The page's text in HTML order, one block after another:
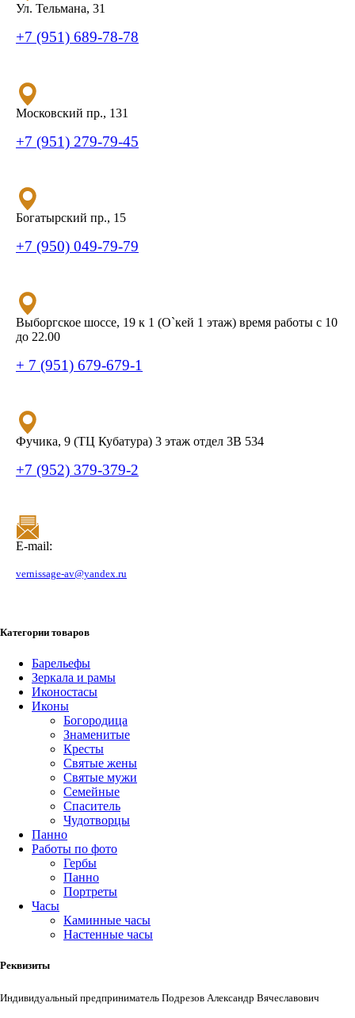
Ул. Тельмана, 31
+7 (951) 689-78-78
Московский пр., 131
+7 (951) 279-79-45
Богатырский пр., 15
+7 (950) 049-79-79
Выборгское шоссе, 19 к 1 (О`кей 1 этаж) время работы с 10
до 22.00
+ 7 (951) 679-679-1
Фучика, 9 (ТЦ Кубатура) 3 этаж отдел 3В 534
+7 (952) 379-379-2
E-mail:
vernissage-av@yandex.ru
Категории товаров
Барельефы
Зеркала и рамы
Иконостасы
Иконы
Богородица
Знаменитые
Кресты
Святые жены
Святые мужи
Семейные
Спаситель
Чудотворцы
Панно
Работы по фото
Гербы
Панно
Портреты
Часы
Каминные часы
Настенные часы
Реквизиты
Индивидуальный предприниматель Подрезов Александр Вячеславович